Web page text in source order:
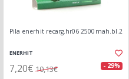
Pila enerhit recarg.hr06 2500mah.bl.2
ENERHIT
7,20€ 10,13€ - 29%